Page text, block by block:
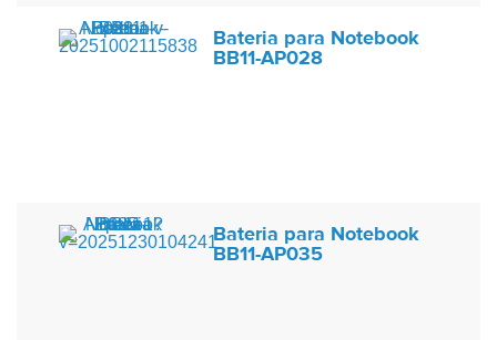
Bateria para Notebook
BB11-AP028
Bateria para Notebook
BB11-AP035